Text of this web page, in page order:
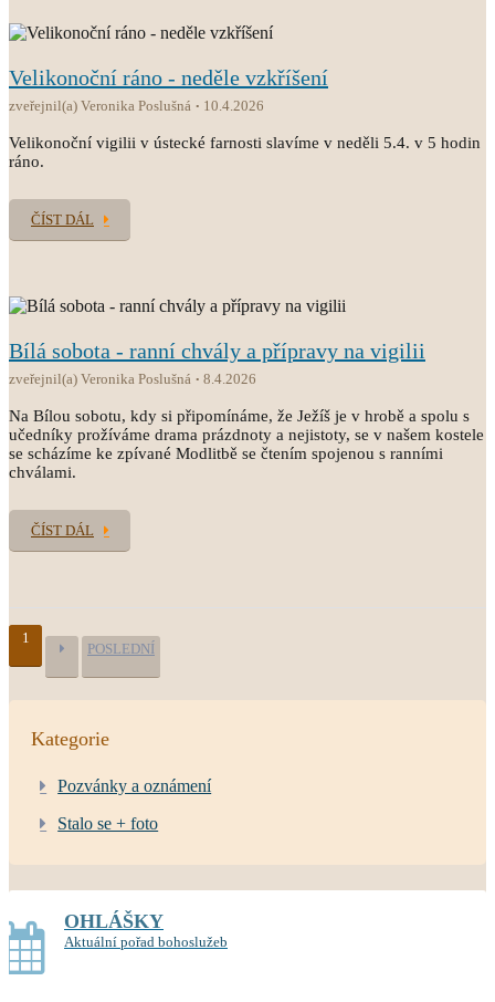
Velikonoční ráno - neděle vzkříšení
zveřejnil(a) Veronika Poslušná 10.4.2026
Velikonoční vigilii v ústecké farnosti slavíme v neděli 5.4. v 5 hodin
ráno.
ČÍST DÁL
Bílá sobota - ranní chvály a přípravy na vigilii
zveřejnil(a) Veronika Poslušná 8.4.2026
Na Bílou sobotu, kdy si připomínáme, že Ježíš je v hrobě a spolu s
učedníky prožíváme drama prázdnoty a nejistoty, se v našem kostele
se scházíme ke zpívané Modlitbě se čtením spojenou s ranními
chválami.
ČÍST DÁL
1
POSLEDNÍ
Kategorie
Pozvánky a oznámení
Stalo se + foto
OHLÁŠKY
Aktuální pořad bohoslužeb